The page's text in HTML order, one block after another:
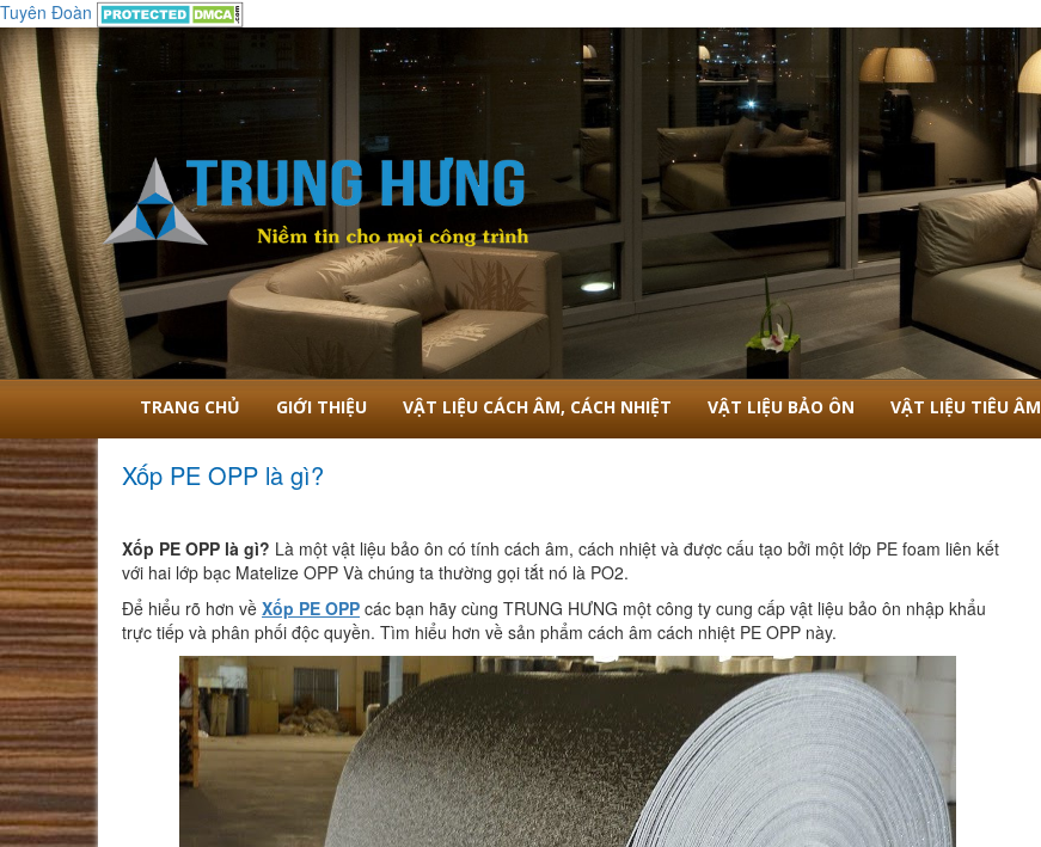
Tuyên Đoàn
Nội Thất Cao Cấp Trung Hưng
TRANG CHỦ GIỚI THIỆU VẬT LIỆU CÁCH ÂM, CÁCH NHIỆT VẬT LIỆU BẢO ÔN VẬT LIỆU TIÊU ÂM
Xốp PE OPP là gì?
Xốp PE OPP là gì? Là một vật liệu bảo ôn có tính cách âm, cách nhiệt và được cấu tạo bởi một lớp PE foam liên kết
với hai lớp bạc Matelize OPP Và chúng ta thường gọi tắt nó là PO2.
Để hiểu rõ hơn về Xốp PE OPP các bạn hãy cùng TRUNG HƯNG một công ty cung cấp vật liệu bảo ôn nhập khẩu
trực tiếp và phân phối độc quyền. Tìm hiểu hơn về sản phẩm cách âm cách nhiệt PE OPP này.